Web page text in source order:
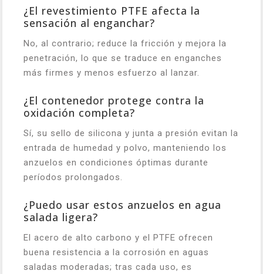
¿El revestimiento PTFE afecta la
sensación al enganchar?
No, al contrario; reduce la fricción y mejora la
penetración, lo que se traduce en enganches
más firmes y menos esfuerzo al lanzar.
¿El contenedor protege contra la
oxidación completa?
Sí, su sello de silicona y junta a presión evitan la
entrada de humedad y polvo, manteniendo los
anzuelos en condiciones óptimas durante
períodos prolongados.
¿Puedo usar estos anzuelos en agua
salada ligera?
El acero de alto carbono y el PTFE ofrecen
buena resistencia a la corrosión en aguas
saladas moderadas; tras cada uso, es